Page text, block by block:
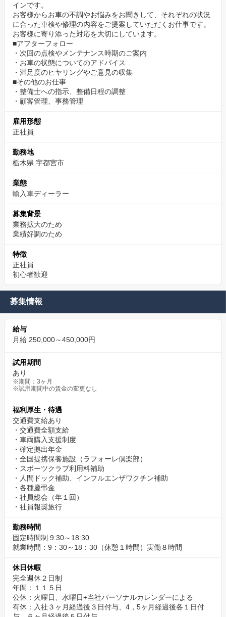
インです。
お客様からお車の不調やお悩みをお聞きして、それぞれの状況
に合った車検や修理の内容をご提案していただくお仕事です。
お客様に寄り添った対応を大切にしています。
■アフターフォロー
・次回の点検やメンテナンス時期のご案内
・お車の状態についてのアドバイス
・満足度のヒヤリングやご意見の収集
■その他のお仕事
・整備士への指示、整備日程の調整
・顧客管理、事務管理
雇用形態
正社員
勤務地
栃木県 宇都宮市
業態
輸入車ディーラー
募集背景
業務拡大のため
業績好調のため
特徴
正社員
初心者歓迎
募集情報
給与
月給 250,000～450,000円
試用期間
あり
※期間：3ヶ月
※試用期間中の賃金の変更なし
福利厚生・待遇
交通費支給あり
・交通費全額支給
・車両購入支援制度
・確定拠出年金
・全国提携保養施設（ラフォーレ倶楽部）
・スポーツクラブ利用料補助
・人間ドック補助、インフルエンザワクチン補助
・各種慶弔金
・社員総会（年１回）
・社員報奨旅行
勤務時間
固定時間制 9:30～18:30
就業時間：9：30～18：30（休憩１時間）実働８時間
休日休暇
完全週休２日制
年間：１１５日
公休：火曜日、水曜日+当社パーソナルカレンダーによる
有休：入社３ヶ月経過後３日付与、4，5ヶ月経過後各１日付